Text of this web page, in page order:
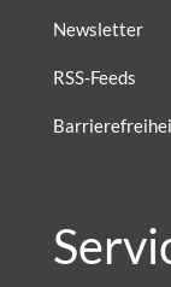
Newsletter
RSS-Feeds